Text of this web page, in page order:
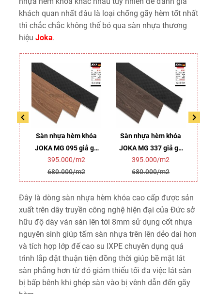
khách quan nhất đâu là loại chống gãy hèm tốt nhất
thì chắc chắc không thể bỏ qua sàn nhựa thương
hiệu Joka.
Sàn nhựa hèm khóa
JOKA MG 095 giả gỗ
(8mm)
395.000/m2
680.000/m2
Sàn nhựa hèm khóa
JOKA MG 337 giả gỗ
(8mm)
395.000/m2
680.000/m2
Đây là dòng sàn nhựa hèm khóa cao cấp được sản
xuất trên dây truyền công nghệ hiện đại của Đức sở
hữu độ dày ván sàn lên tới 8mm sử dụng cốt nhựa
nguyên sinh giúp tấm sàn nhựa trên lên dẻo dai hơn
và tích hợp lớp đế cao su IXPE chuyên dụng quá
trình lắp đặt thuận tiện đồng thời giúp bề mặt lát
sàn phẳng hơn từ đó giảm thiểu tối đa việc lát sàn
bị bấp bênh khi ghép sàn vào bị vênh dẫn đến gãy